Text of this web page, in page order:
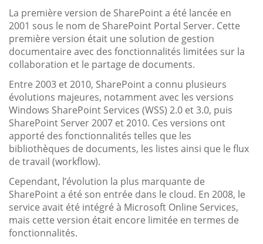
La première version de SharePoint a été lancée en
2001 sous le nom de SharePoint Portal Server. Cette
première version était une solution de gestion
documentaire avec des fonctionnalités limitées sur la
collaboration et le partage de documents.
Entre 2003 et 2010, SharePoint a connu plusieurs
évolutions majeures, notamment avec les versions
Windows SharePoint Services (WSS) 2.0 et 3.0, puis
SharePoint Server 2007 et 2010. Ces versions ont
apporté des fonctionnalités telles que les
bibliothèques de documents, les listes ainsi que le flux
de travail (workflow).
Cependant, l’évolution la plus marquante de
SharePoint a été son entrée dans le cloud. En 2008, le
service avait été intégré à Microsoft Online Services,
mais cette version était encore limitée en termes de
fonctionnalités.